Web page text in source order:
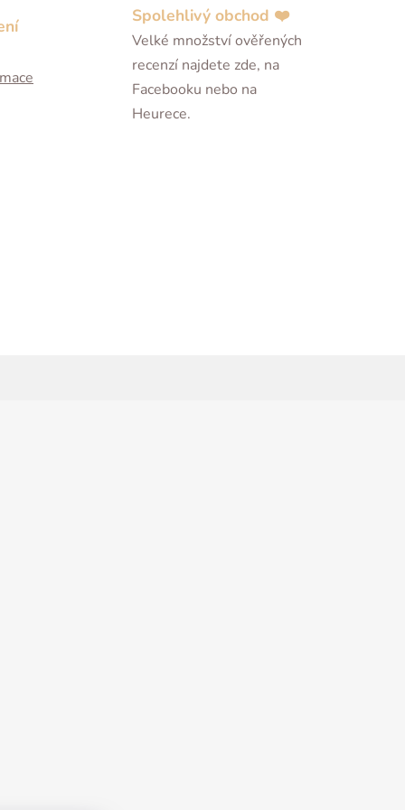
Spolehlivý obchod ❤️
Velké množství ověřených
recenzí najdete zde, na
Facebooku nebo na
Heurece.